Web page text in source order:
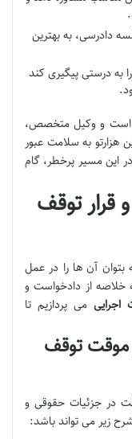
دادرسی، به بهترین
به درستی پیگیری کند
است و وکیل متخصص،
هزارتو به سلامت عبور
این مسیر پرخطر، گام
توقف
آن ها را در عمل
خلاصه از دادخواست و
می پردازیم تا
توقف
در جزئیات حقوقی و
زیر می تواند باشد: